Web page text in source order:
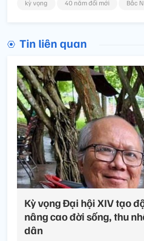
kỳ vọng
40 năm đổi mới Bắc
Tin liên quan
Kỳ vọng Đại hội XIV tạo
nâng cao đời sống, thu
dân